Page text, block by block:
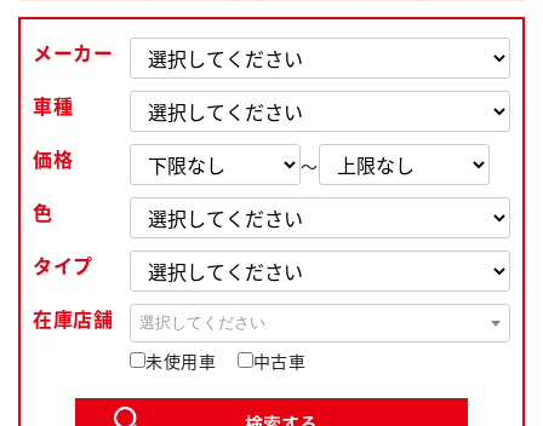
メーカー
車種
価格
～
色
タイプ
在庫店舗
選択してください
未使用車 中古車